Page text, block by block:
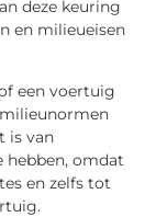
deze keuring
en milieueisen
een voertuig
is van
hebben, omdat
en zelfs tot